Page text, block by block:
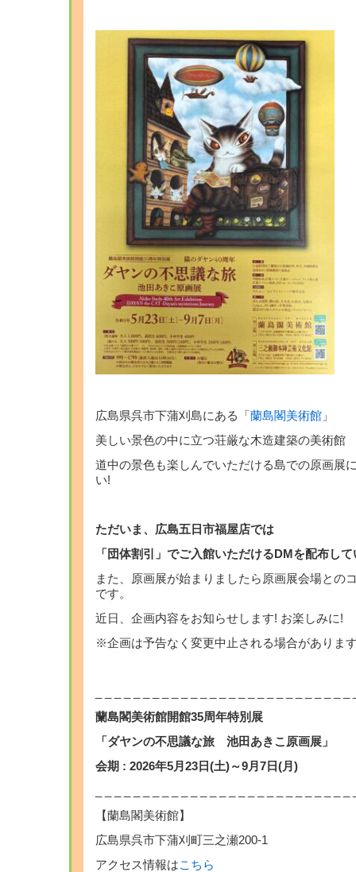
広島県呉市下蒲刈島にある「 蘭島閣美術館 」
美しい景色の中に立つ荘厳な木造建築の美術館
道中の景色も楽しんでいただける島での原画展
い!
ただいま、広島五日市福屋店では
「団体割引」でご入館いただけるDMを配布し
また、原画展が始まりましたら原画展会場との
です。
近日、企画内容をお知らせします! お楽しみに!
※企画は予告なく変更中止される場合がありま
蘭島閣美術館開館35周年特別展
「ダヤンの不思議な旅 池田あきこ原画展」
会期 : 2026年5月23日(土)～9月7日(月)
【蘭島閣美術館】
広島県呉市下蒲刈町三之瀬200-1
アクセス情報はこちら